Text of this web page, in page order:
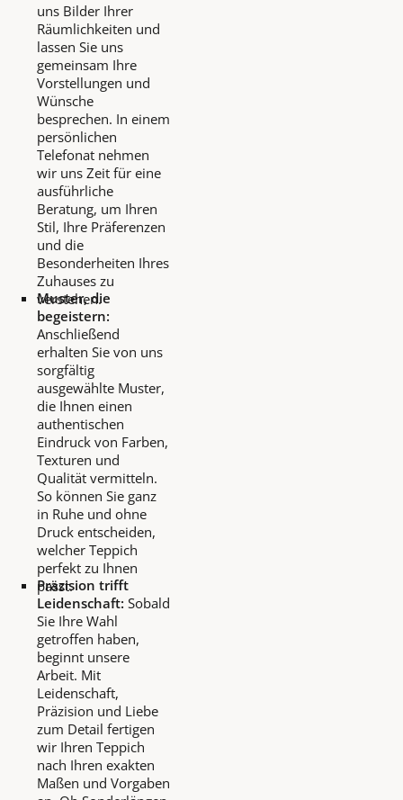
uns Bilder Ihrer
Räumlichkeiten und
lassen Sie uns
gemeinsam Ihre
Vorstellungen und
Wünsche
besprechen. In einem
persönlichen
Telefonat nehmen
wir uns Zeit für eine
ausführliche
Beratung, um Ihren
Stil, Ihre Präferenzen
und die
Besonderheiten Ihres
Zuhauses zu
verstehen.
Muster, die
begeistern:
Anschließend
erhalten Sie von uns
sorgfältig
ausgewählte Muster,
die Ihnen einen
authentischen
Eindruck von Farben,
Texturen und
Qualität vermitteln.
So können Sie ganz
in Ruhe und ohne
Druck entscheiden,
welcher Teppich
perfekt zu Ihnen
passt.
Präzision trifft
Leidenschaft: Sobald
Sie Ihre Wahl
getroffen haben,
beginnt unsere
Arbeit. Mit
Leidenschaft,
Präzision und Liebe
zum Detail fertigen
wir Ihren Teppich
nach Ihren exakten
Maßen und Vorgaben